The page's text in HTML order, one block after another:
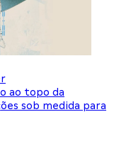
ao topo da
sob medida para